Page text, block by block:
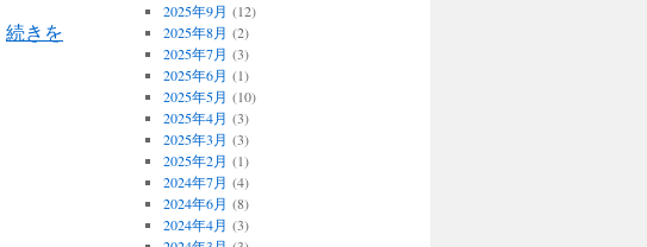
続きを
2025年9月 (12)
2025年8月 (2)
2025年7月 (3)
2025年6月 (1)
2025年5月 (10)
2025年4月 (3)
2025年3月 (3)
2025年2月 (1)
2024年7月 (4)
2024年6月 (8)
2024年4月 (3)